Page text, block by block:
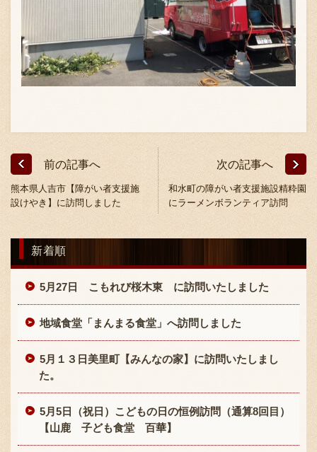
〒869-1107 熊本県菊池郡菊陽町辛川448
TEL:096-349-2222
FAX:096-349-2288
前の記事へ
熊本県人吉市【障がい者支援施
設けやき】に訪問しました
次の記事へ
和水町の障がい者支援施設精粋園
にラーメンボランティア訪問
新着順
5月27日 こもれび桜木東 に訪問いたしました
地域食堂「まんまる食堂」へ訪問しました
5月１３日美里町【みんなの家】に訪問いたしまし
た。
5月5日（祝日）こどもの日の恒例訪問（通算8回目）
【山鹿 子ども食堂 百華】